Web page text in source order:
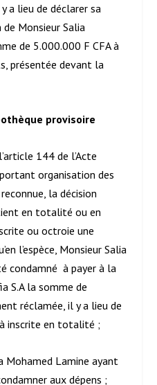
a lieu de déclarer sa
Monsieur Salia
de 5.000.000 F CFA à
présentée devant la
provisoire
144 de l’Acte
organisation des
la décision
en totalité ou en
ou octroie une
l’espèce, Monsieur Salia
condamné à payer à la
S.A la somme de
réclamée, il y a lieu de
inscrite en totalité ;
Mohamed Lamine ayant
aux dépens ;